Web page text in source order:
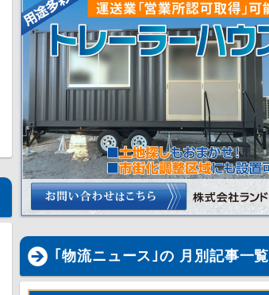
｢物流ニュース｣の 月別記事一覧